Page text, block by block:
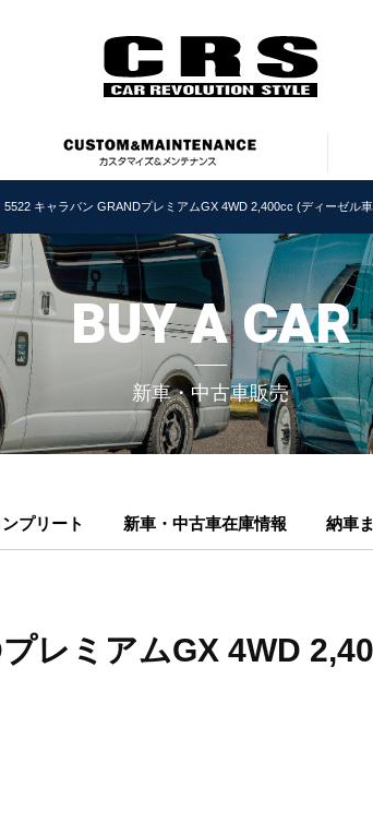
5522 キャラバン GRANDプレミアムGX 4WD 2,400cc (ディーゼル
BUY A CAR
新車・中古車販売
ンプリート 新車・中古車在庫情報 納車
レミアムGX 4WD